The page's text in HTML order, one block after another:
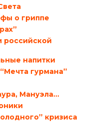
о гриппе
российской
напитки
гурмана”
Мануэла…
кризиса